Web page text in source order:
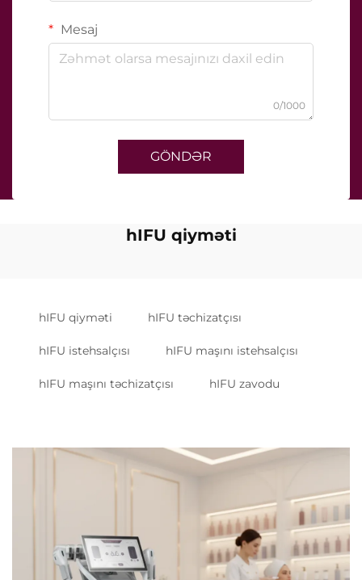
Mesaj
0/1000
GÖNDƏR
hIFU qiyməti
hIFU qiyməti hIFU təchizatçısı
hIFU istehsalçısı hIFU maşını istehsalçısı
hIFU maşını təchizatçısı hIFU zavodu